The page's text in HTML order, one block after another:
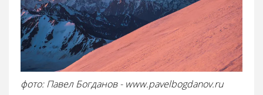
фото: Павел Богданов - www.pavelbogdanov.ru